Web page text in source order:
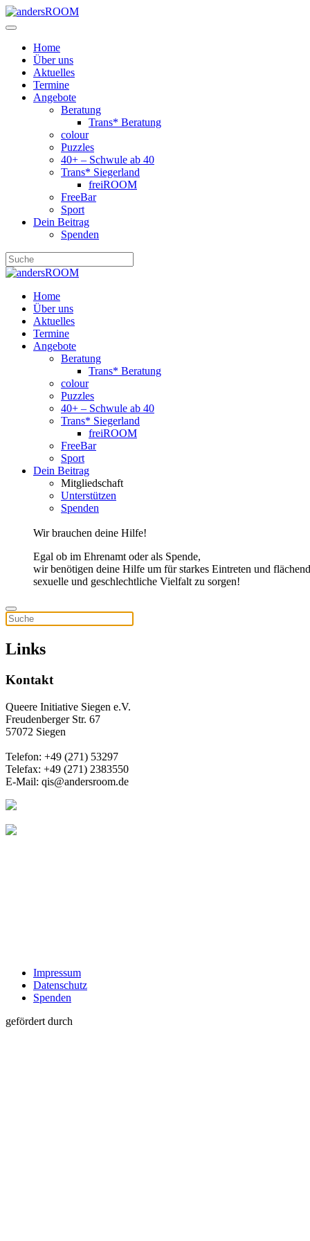
Home
Über uns
Aktuelles
Termine
Angebote
Beratung
Trans* Beratung
colour
Puzzles
40+ – Schwule ab 40
Trans* Siegerland
freiROOM
FreeBar
Sport
Dein Beitrag
Spenden
Home
Über uns
Aktuelles
Termine
Angebote
Beratung
Trans* Beratung
colour
Puzzles
40+ – Schwule ab 40
Trans* Siegerland
freiROOM
FreeBar
Sport
Dein Beitrag
Mitgliedschaft
Unterstützen
Spenden
Wir brauchen deine Hilfe!
Egal ob im Ehrenamt oder als Spende,
wir benötigen deine Hilfe um fürstarkes Eintreten und
sexuelle und geschlechtliche Vielfalt zu sorgen!
Links
Kontakt
Queere Initiative Siegen e.V.
Freudenberger Str. 67
57072 Siegen
Telefon: +49 (271) 53297
Telefax: +49 (271) 2383550
E-Mail: qis@andersroom.de
Impressum
Datenschutz
Spenden
gefördert durch